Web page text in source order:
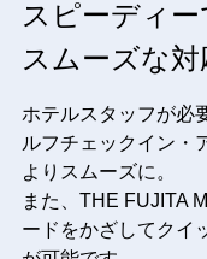
スピーディー
スムーズな対
ホテルスタッフが必
ルフチェックイン・
よりスムーズに。
また、THE FUJITA
ードをかざしてクイ